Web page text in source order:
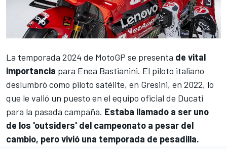
La temporada 2024 de MotoGP se presenta de vital
importancia para Enea Bastianini. El piloto italiano
deslumbró como piloto satélite, en Gresini, en 2022, lo
que le valió un puesto en el equipo oficial de Ducati
para la pasada campaña. Estaba llamado a ser uno
de los 'outsiders' del campeonato a pesar del
cambio, pero vivió una temporada de pesadilla.